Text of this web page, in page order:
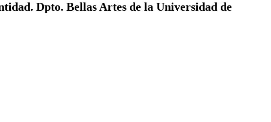
Dpto. Bellas Artes de la Universidad de